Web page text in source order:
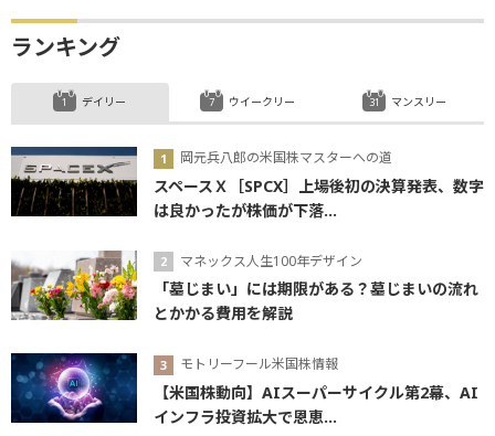
ランキング
デイリー
岡元兵八郎の米国株マスターへの道
スペースＸ［SPCX］上場後初の決算発表、数字
は良かったが株価が下落...
マネックス人生100年デザイン
「墓じまい」には期限がある？墓じまいの流れ
とかかる費用を解説
モトリーフール米国株情報
【米国株動向】AIスーパーサイクル第2幕、AI
インフラ投資拡大で恩恵...
ウイークリー マンスリー